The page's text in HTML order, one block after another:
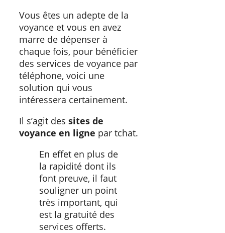
Vous êtes un adepte de la
voyance et vous en avez
marre de dépenser à
chaque fois, pour bénéficier
des services de voyance par
téléphone, voici une
solution qui vous
intéressera certainement.
Il s’agit des sites de
voyance en ligne par tchat.
En effet en plus de
la rapidité dont ils
font preuve, il faut
souligner un point
très important, qui
est la gratuité des
services offerts.